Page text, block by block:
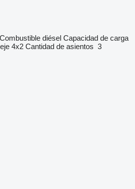
Combustible diésel Capacidad de carga
4x2 Cantidad de asientos 3